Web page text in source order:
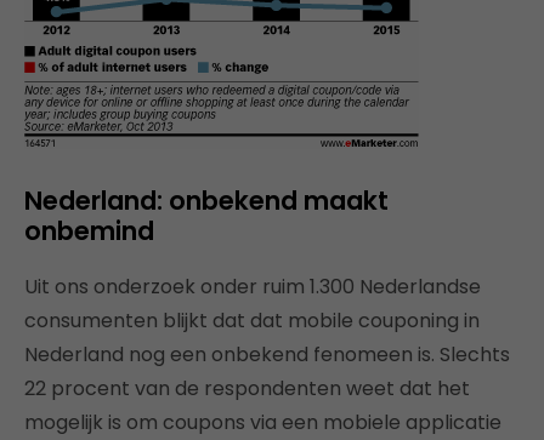
Nederland: onbekend maakt
onbemind
Uit ons onderzoek onder ruim 1.300 Nederlandse
consumenten blijkt dat dat mobile couponing in
Nederland nog een onbekend fenomeen is. Slechts
22 procent van de respondenten weet dat het
mogelijk is om coupons via een mobiele applicatie